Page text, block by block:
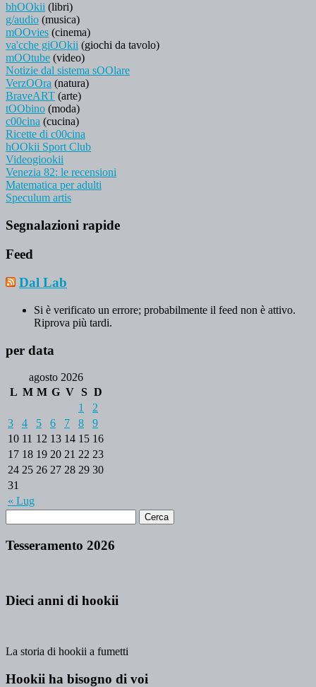
bhOOkii (libri)
g/audio (musica)
mOOvies (cinema)
va'cche giOOkii (giochi da tavolo)
mOOtube (video)
Notizie dal sistema sOOlare
VerzOOra (natura)
BraveART (arte)
tOObino (moda)
c00cina (cucina)
Ricette di c00cina
hOOkii Sport Club
Videogiookii
Venezia 82: le recensioni
Matematica per adulti
Speculum artis
Segnalazioni rapide
Feed
Dal Lab
Si è verificato un errore; probabilmente il feed non è attivo.
Riprova più tardi.
per data
agosto 2026
L M M G V S D
« Lug
1
2
3
4 5 6 7 8
9
10 11 12 13 14 15 16
17 18 19 20 21 22 23
24 25 26 27 28 29 30
31
Tesseramento 2026
Dieci anni di hookii
La storia di hookii a fumetti
Hookii ha bisogno di voi